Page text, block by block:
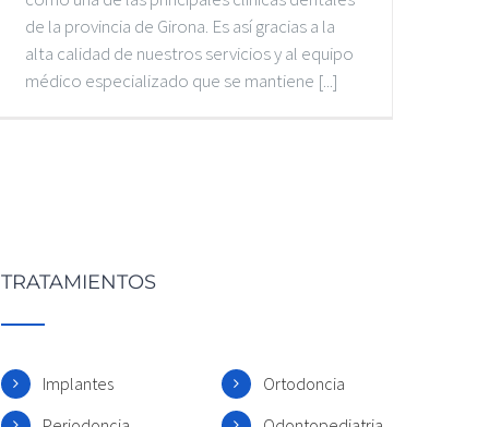
de la provincia de Girona. Es así gracias a la
alta calidad de nuestros servicios y al equipo
médico especializado que se mantiene [...]
TRATAMIENTOS
Implantes
Ortodoncia